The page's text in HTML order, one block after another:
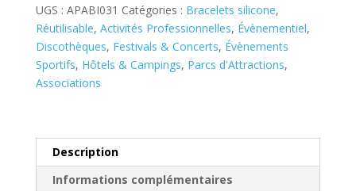
Imprimé
12mm
UGS : APABI031 Catégories : Bracelets silicone,
Réutilisable, Activités Professionnelles, Évènementiel,
Discothèques, Festivals & Concerts, Évènements
Sportifs, Hôtels & Campings, Parcs d'Attractions,
Associations
Description
Informations complémentaires